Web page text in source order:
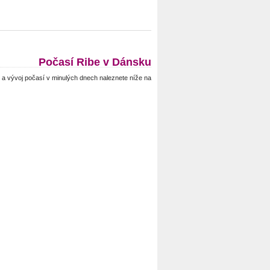
Počasí Ribe v Dánsku
vývoj počasí v minulých dnech naleznete níže na